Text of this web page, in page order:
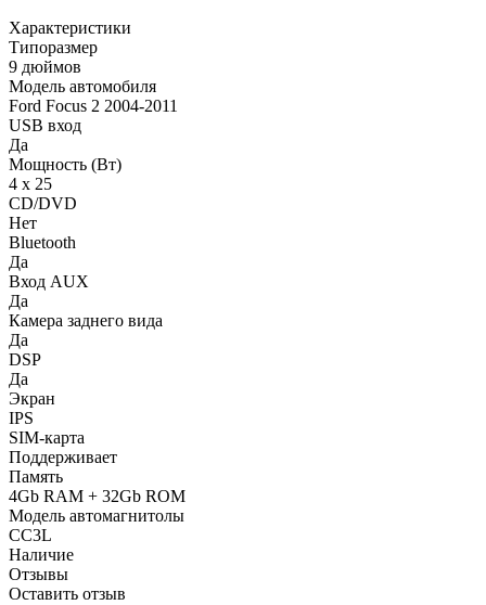
Характеристики
Типоразмер
9 дюймов
Модель автомобиля
Ford Focus 2 2004-2011
USB вход
Да
Мощность (Вт)
4 х 25
CD/DVD
Нет
Bluetooth
Да
Вход AUX
Да
Камера заднего вида
Да
DSP
Да
Экран
IPS
SIM-карта
Поддерживает
Память
4Gb RAM + 32Gb ROM
Модель автомагнитолы
CC3L
Наличие
Отзывы
Оставить отзыв